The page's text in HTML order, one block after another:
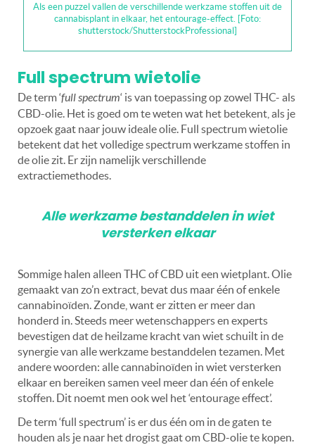
Als een puzzel vallen de verschillende werkzame stoffen uit de
cannabisplant in elkaar, het entourage-effect. [Foto:
shutterstock/ShutterstockProfessional]
Full spectrum wietolie
De term ‘full spectrum‘ is van toepassing op zowel THC- als
CBD-olie. Het is goed om te weten wat het betekent, als je
opzoek gaat naar jouw ideale olie. Full spectrum wietolie
betekent dat het volledige spectrum werkzame stoffen in
de olie zit. Er zijn namelijk verschillende
extractiemethodes.
Alle werkzame bestanddelen in wiet
versterken elkaar
Sommige halen alleen THC of CBD uit een wietplant. Olie
gemaakt van zo’n extract, bevat dus maar één of enkele
cannabinoïden. Zonde, want er zitten er meer dan
honderd in. Steeds meer wetenschappers en experts
bevestigen dat de heilzame kracht van wiet schuilt in de
synergie van alle werkzame bestanddelen tezamen. Met
andere woorden: alle cannabinoïden in wiet versterken
elkaar en bereiken samen veel meer dan één of enkele
stoffen. Dit noemt men ook wel het ‘entourage effect’.
De term ‘full spectrum’ is er dus één om in de gaten te
houden als je naar het drogist gaat om CBD-olie te kopen.